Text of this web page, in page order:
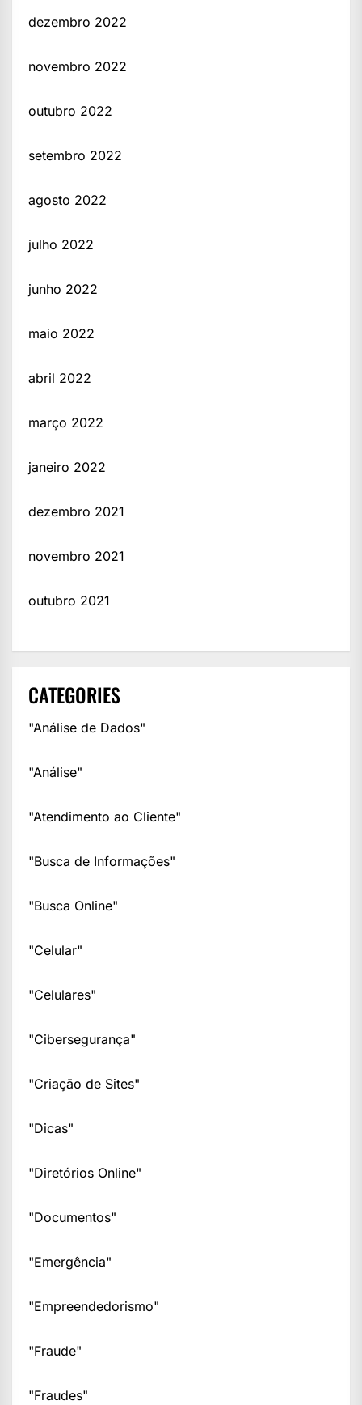
dezembro 2022
novembro 2022
outubro 2022
setembro 2022
agosto 2022
julho 2022
junho 2022
maio 2022
abril 2022
março 2022
janeiro 2022
dezembro 2021
novembro 2021
outubro 2021
CATEGORIES
"Análise de Dados"
"Análise"
"Atendimento ao Cliente"
"Busca de Informações"
"Busca Online"
"Celular"
"Celulares"
"Cibersegurança"
"Criação de Sites"
"Dicas"
"Diretórios Online"
"Documentos"
"Emergência"
"Empreendedorismo"
"Fraude"
"Fraudes"